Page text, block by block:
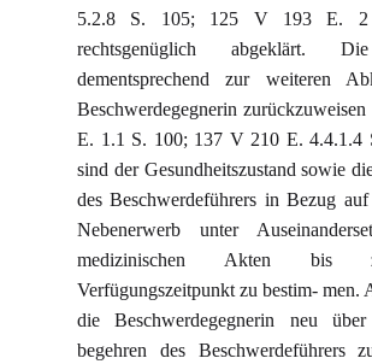
5.2.8 S. 105; 125 V 193 E.
rechtsgenüglich abgeklärt.
dementsprechend zur weiteren
Beschwerdegegnerin
E. 1.1 S. 100; 137 V 210 E. 4.4.1.4
sind der Gesundheitszustand sowie
des Beschwerdeführers in Bezug
Nebenerwerb unter
medizinischen Akten bis
Verfügungszeitpunkt zu bestim- men.
die Beschwerdegegnerin neu
begehren des Beschwerdeführers